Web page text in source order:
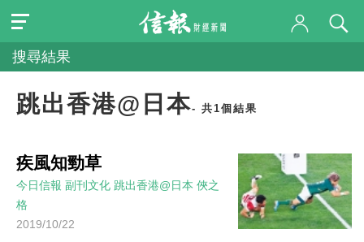
搜尋結果
跳出香港@日本- 共1個結果
疾風知勁草
今日信報 副刊文化 跳出香港@日本 俠之
格
2019/10/22